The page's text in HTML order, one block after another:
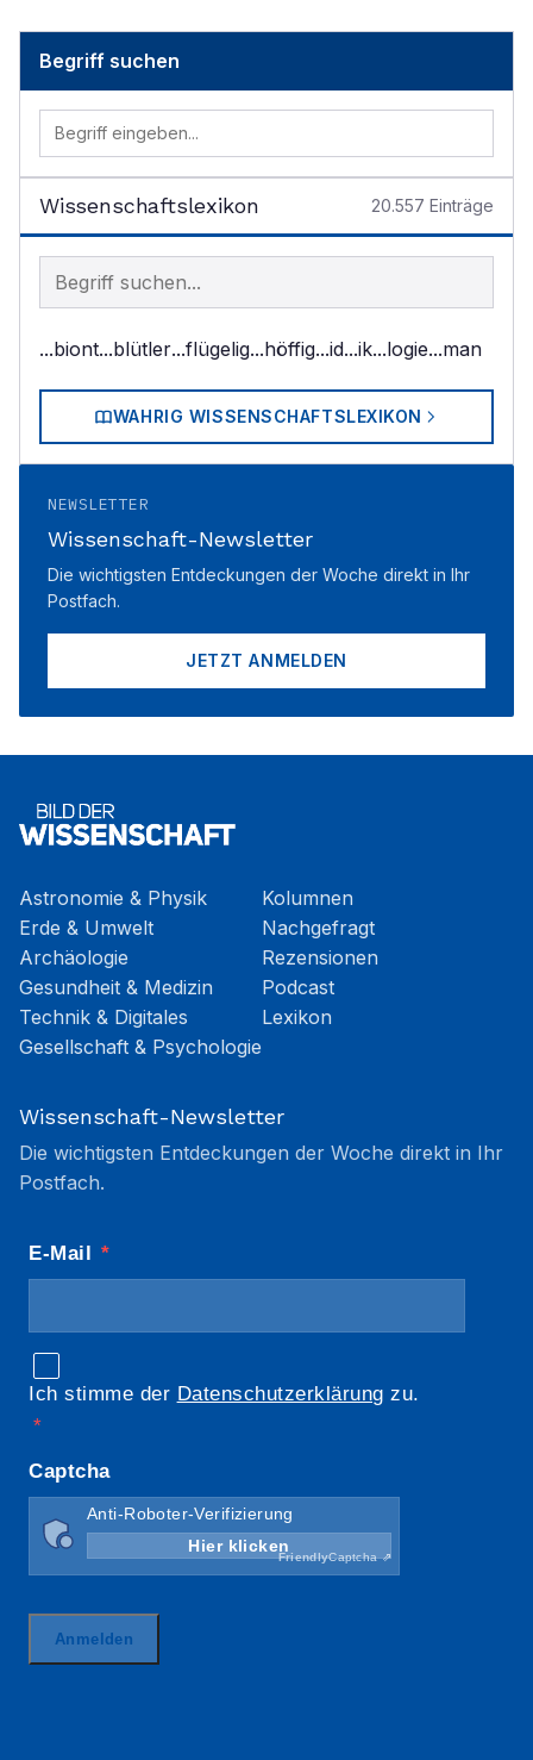
Begriff suchen
Wissenschaftslexikon 20.557 Einträge
Begriff im Lexikon suchen
...biont...blütler...flügelig...höffig...id...ik...logie...man
WAHRIG WISSENSCHAFTSLEXIKON
NEWSLETTER
Wissenschaft-Newsletter
Die wichtigsten Entdeckungen der Woche direkt in Ihr
Postfach.
JETZT ANMELDEN
Astronomie & Physik
Erde & Umwelt
Archäologie
Gesundheit & Medizin
Technik & Digitales
Gesellschaft & Psychologie
Kolumnen
Nachgefragt
Rezensionen
Podcast
Lexikon
Wissenschaft-Newsletter
Die wichtigsten Entdeckungen der Woche direkt in Ihr
Postfach.